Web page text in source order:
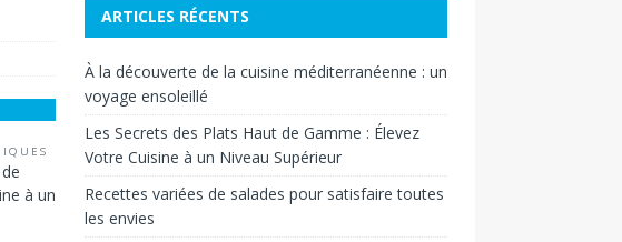
à un
ARTICLES RÉCENTS
À la découverte de la cuisine méditerranéenne : un
voyage ensoleillé
Les Secrets des Plats Haut de Gamme : Élevez
Votre Cuisine à un Niveau Supérieur
Recettes variées de salades pour satisfaire toutes
les envies